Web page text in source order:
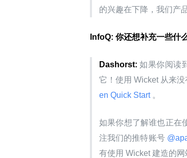
的兴趣在下降，我们产
InfoQ: 你还想补充一些什
Dashorst: 如果你阅读
它！使用 Wicket 从来
en Quick Start 。
如果你想了解谁也正在
注我们的推特账号
有使用 Wicket 建造的网